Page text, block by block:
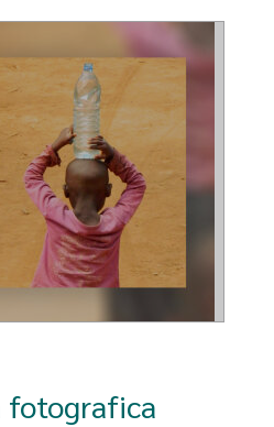
fotografica